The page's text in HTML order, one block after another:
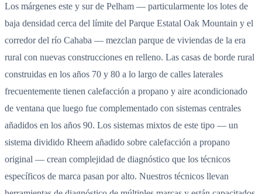
Los márgenes este y sur de Pelham — particularmente los lotes de
baja densidad cerca del límite del Parque Estatal Oak Mountain y el
corredor del río Cahaba — mezclan parque de viviendas de la era
rural con nuevas construcciones en relleno. Las casas de borde rural
construidas en los años 70 y 80 a lo largo de calles laterales
frecuentemente tienen calefacción a propano y aire acondicionado
de ventana que luego fue complementado con sistemas centrales
añadidos en los años 90. Los sistemas mixtos de este tipo — un
sistema dividido Rheem añadido sobre calefacción a propano
original — crean complejidad de diagnóstico que los técnicos
específicos de marca pasan por alto. Nuestros técnicos llevan